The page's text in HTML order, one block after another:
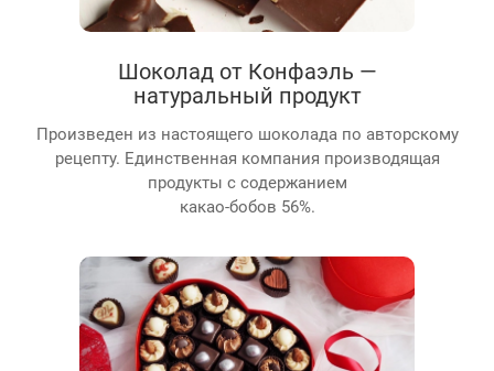
Шоколад от Конфаэль —
натуральный продукт
Произведен из настоящего шоколада по авторскому
рецепту. Единственная компания производящая
продукты с содержанием
какао-бобов 56%.